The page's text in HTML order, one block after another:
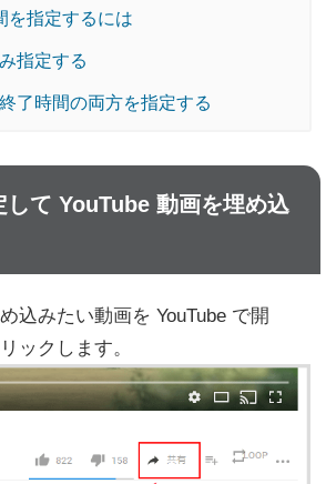
を指定するには
指定する
了時間の両方を指定する
して YouTube 動画を埋め込
込みたい動画を YouTube で開
ックします。